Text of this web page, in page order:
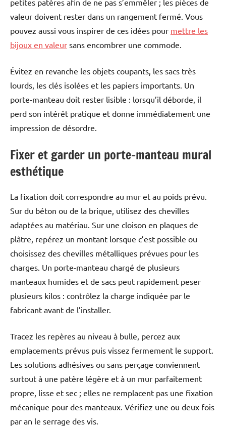
valeur doivent rester dans un rangement fermé. Vous
pouvez aussi vous inspirer de ces idées pour mettre les
bijoux en valeur sans encombrer une commode.
Évitez en revanche les objets coupants, les sacs très
lourds, les clés isolées et les papiers importants. Un
porte-manteau doit rester lisible : lorsqu’il déborde, il
perd son intérêt pratique et donne immédiatement une
impression de désordre.
Fixer et garder un porte-manteau mural
esthétique
La fixation doit correspondre au mur et au poids prévu.
Sur du béton ou de la brique, utilisez des chevilles
adaptées au matériau. Sur une cloison en plaques de
plâtre, repérez un montant lorsque c’est possible ou
choisissez des chevilles métalliques prévues pour les
charges. Un porte-manteau chargé de plusieurs
manteaux humides et de sacs peut rapidement peser
plusieurs kilos : contrôlez la charge indiquée par le
fabricant avant de l’installer.
Tracez les repères au niveau à bulle, percez aux
emplacements prévus puis vissez fermement le support.
Les solutions adhésives ou sans perçage conviennent
surtout à une patère légère et à un mur parfaitement
propre, lisse et sec ; elles ne remplacent pas une fixation
mécanique pour des manteaux. Vérifiez une ou deux fois
par an le serrage des vis.